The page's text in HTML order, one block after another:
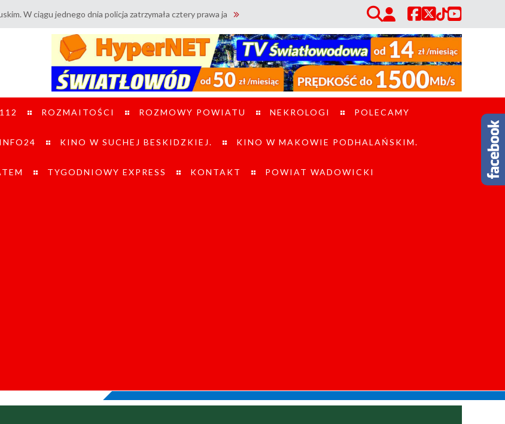
dnia policja zatrzymała cztery prawa jazdy / Tragiczny finał poszukiwań w sąsiednim powiecie. / Gmina Zembrzyce prosi o
ROZMAITOŚCI ROZMOWY POWIATU NEKROLOGI POLECAMY
KINO W SUCHEJ BESKIDZKIEJ. KINO W MAKOWIE PODHALAŃSKIM.
TYGODNIOWY EXPRESS KONTAKT POWIAT WADOWICKI